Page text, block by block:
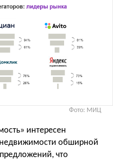
Фото: МИЦ
интересен
обширной
что